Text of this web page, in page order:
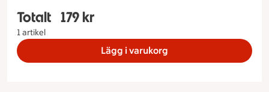
Totalt
1 artikel
Totalt 1 stycken Midsommarbuffé, 179 kronor
179 kr
Lägg i varukorg